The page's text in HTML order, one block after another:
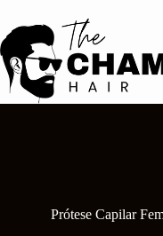
para
o
conteúdo
Prótese Capilar